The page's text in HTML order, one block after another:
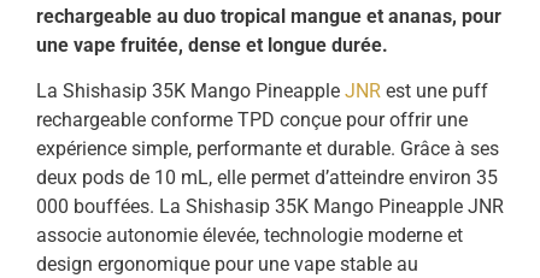
rechargeable au duo tropical mangue et ananas, pour
une vape fruitée, dense et longue durée.
La Shishasip 35K Mango Pineapple JNR est une puff
rechargeable conforme TPD conçue pour offrir une
expérience simple, performante et durable. Grâce à ses
deux pods de 10 mL, elle permet d’atteindre environ 35
000 bouffées. La Shishasip 35K Mango Pineapple JNR
associe autonomie élevée, technologie moderne et
design ergonomique pour une vape stable au